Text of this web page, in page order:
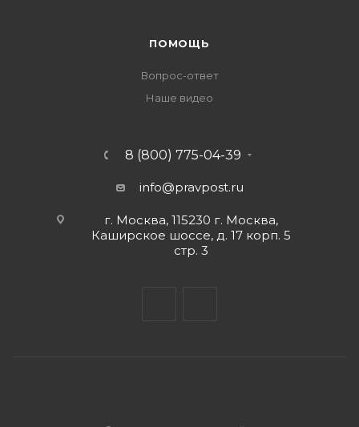
ПОМОЩЬ
Вопрос-ответ
Наше видео
8 (800) 775-04-39
info@pravpost.ru
г. Москва, 115230 г. Москва,
Каширское шоссе, д. 17 корп. 5
стр. 3